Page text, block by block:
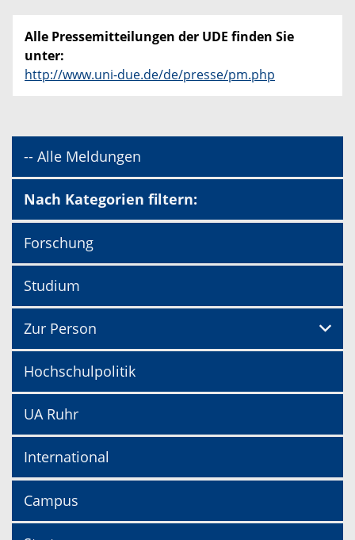
Alle Pressemitteilungen der UDE finden Sie
unter:
http://www.uni-due.de/de/presse/pm.php
-- Alle Meldungen
Nach Kategorien filtern:
Forschung
Studium
Zur Person
Hochschulpolitik
UA Ruhr
International
Campus